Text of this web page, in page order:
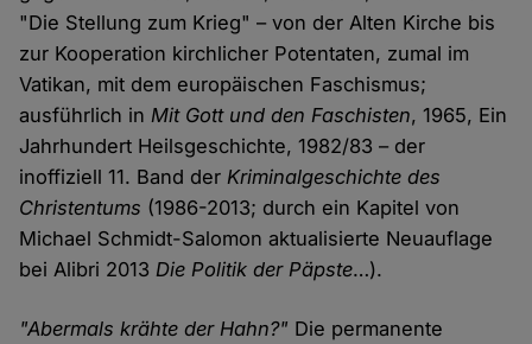
"Die Stellung zum Krieg" – von der Alten Kirche bis
zur Kooperation kirchlicher Potentaten, zumal im
Vatikan, mit dem europäischen Faschismus;
ausführlich inMit Gott und den Faschisten, 1965, Ein
Jahrhundert Heilsgeschichte, 1982/83 – der
inoffiziell 11. Band derKriminalgeschichte des
Christentums (1986-2013; durch ein Kapitel von
Michael Schmidt-Salomon aktualisierte Neuauflage
bei Alibri 2013Die Politik der Päpste…).
"Abermals krähte der Hahn?" Die permanente